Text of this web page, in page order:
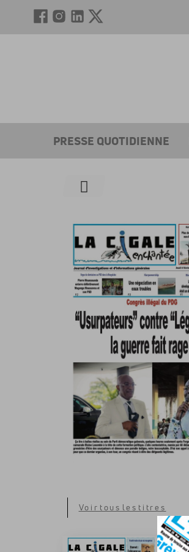
PRESSE QUOTIDIENNE
Voir tous les titres